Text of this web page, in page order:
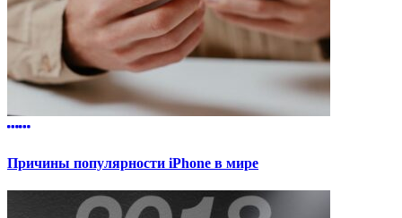
Причины популярности iPhone в мире